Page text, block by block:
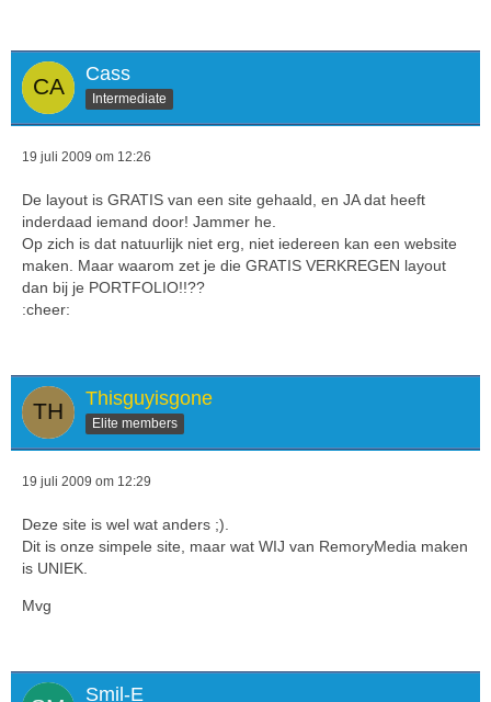
Cass
Intermediate
19 juli 2009 om 12:26
De layout is GRATIS van een site gehaald, en JA dat heeft
inderdaad iemand door! Jammer he.
Op zich is dat natuurlijk niet erg, niet iedereen kan een website
maken. Maar waarom zet je die GRATIS VERKREGEN layout
dan bij je PORTFOLIO!!??
:cheer:
Thisguyisgone
Elite members
19 juli 2009 om 12:29
Deze site is wel wat anders ;).
Dit is onze simpele site, maar wat WIJ van RemoryMedia maken
is UNIEK.
Mvg
Smil-E